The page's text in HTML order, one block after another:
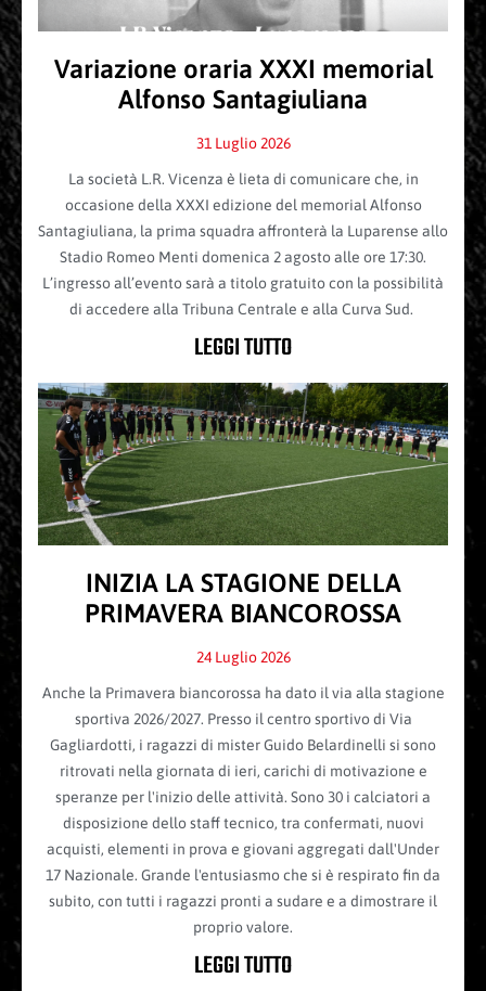
Variazione oraria XXXI memorial
Alfonso Santagiuliana
31 Luglio 2026
La società L.R. Vicenza è lieta di comunicare che, in
occasione della XXXI edizione del memorial Alfonso
Santagiuliana, la prima squadra affronterà la Luparense allo
Stadio Romeo Menti domenica 2 agosto alle ore 17:30.
L’ingresso all’evento sarà a titolo gratuito con la possibilità
di accedere alla Tribuna Centrale e alla Curva Sud.
LEGGI TUTTO
INIZIA LA STAGIONE DELLA
PRIMAVERA BIANCOROSSA
24 Luglio 2026
Anche la Primavera biancorossa ha dato il via alla stagione
sportiva 2026/2027. Presso il centro sportivo di Via
Gagliardotti, i ragazzi di mister Guido Belardinelli si sono
ritrovati nella giornata di ieri, carichi di motivazione e
speranze per l'inizio delle attività. Sono 30 i calciatori a
disposizione dello staff tecnico, tra confermati, nuovi
acquisti, elementi in prova e giovani aggregati dall'Under
17 Nazionale. Grande l'entusiasmo che si è respirato fin da
subito, con tutti i ragazzi pronti a sudare e a dimostrare il
proprio valore.
LEGGI TUTTO